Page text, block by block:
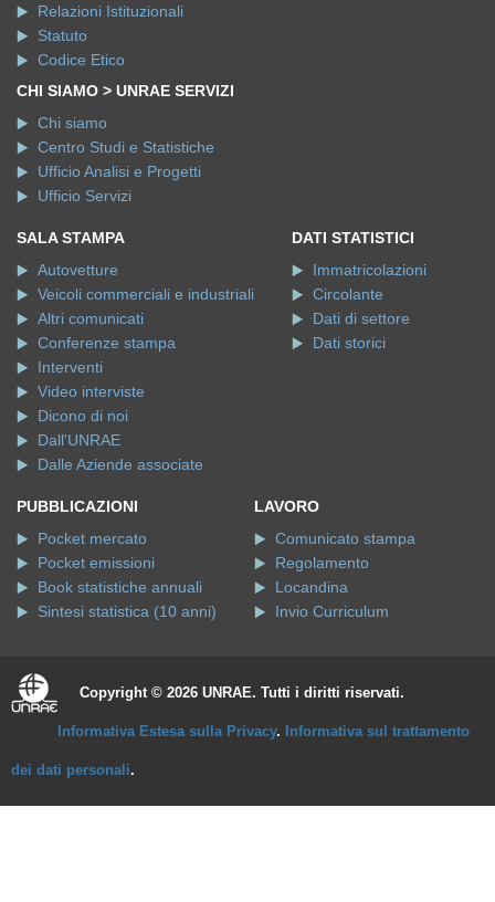
Relazioni Istituzionali
Statuto
Codice Etico
CHI SIAMO > UNRAE SERVIZI
Chi siamo
Centro Studi e Statistiche
Ufficio Analisi e Progetti
Ufficio Servizi
SALA STAMPA
Autovetture
Veicoli commerciali e industriali
Altri comunicati
Conferenze stampa
Interventi
Video interviste
Dicono di noi
Dall'UNRAE
Dalle Aziende associate
DATI STATISTICI
Immatricolazioni
Circolante
Dati di settore
Dati storici
PUBBLICAZIONI
Pocket mercato
Pocket emissioni
Book statistiche annuali
Sintesi statistica (10 anni)
LAVORO
Comunicato stampa
Regolamento
Locandina
Invio Curriculum
Copyright © 2026 UNRAE. Tutti i diritti riservati.
Informativa Estesa sulla Privacy. Informativa sul trattamento
dei dati personali.